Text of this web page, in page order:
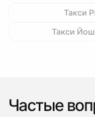
Такси
Такси
Частые